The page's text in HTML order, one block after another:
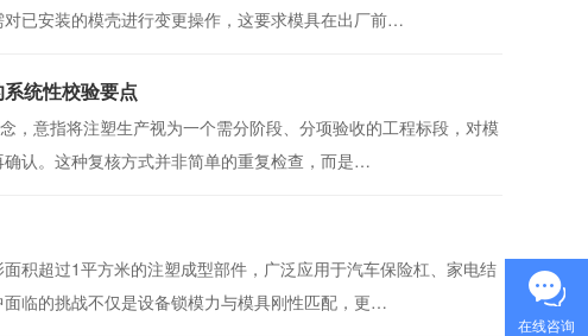
已安装的模壳进行变更操作，这要求模具在出厂前…
统性校验要点
，意指将注塑生产视为一个需分阶段、分项验收的工程标段，对模
认。这种复核方式并非简单的重复检查，而是…
积超过1平方米的注塑成型部件，广泛应用于汽车保险杠、家电结
临的挑战不仅是设备锁模力与模具刚性匹配，更…
在线咨询